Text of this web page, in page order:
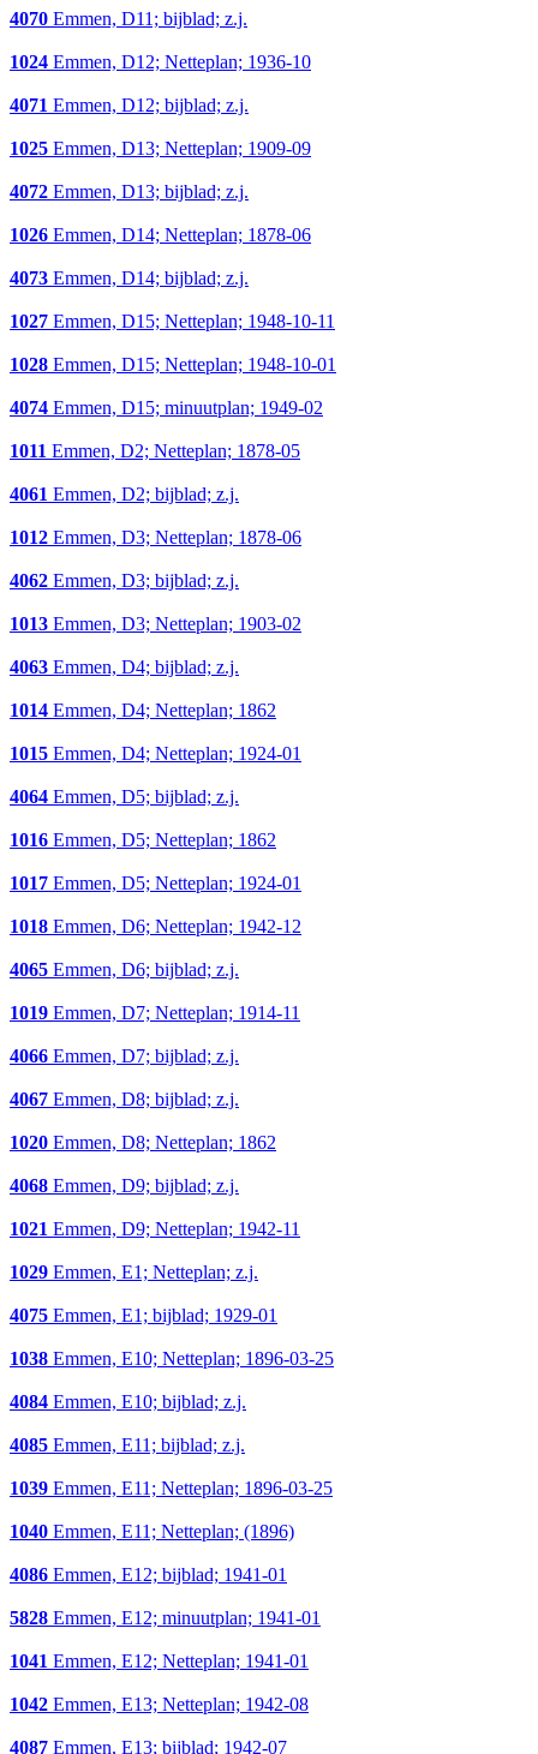
4070 Emmen, D11; bijblad; z.j.
1024 Emmen, D12; Netteplan; 1936-10
4071 Emmen, D12; bijblad; z.j.
1025 Emmen, D13; Netteplan; 1909-09
4072 Emmen, D13; bijblad; z.j.
1026 Emmen, D14; Netteplan; 1878-06
4073 Emmen, D14; bijblad; z.j.
1027 Emmen, D15; Netteplan; 1948-10-11
1028 Emmen, D15; Netteplan; 1948-10-01
4074 Emmen, D15; minuutplan; 1949-02
1011 Emmen, D2; Netteplan; 1878-05
4061 Emmen, D2; bijblad; z.j.
1012 Emmen, D3; Netteplan; 1878-06
4062 Emmen, D3; bijblad; z.j.
1013 Emmen, D3; Netteplan; 1903-02
4063 Emmen, D4; bijblad; z.j.
1014 Emmen, D4; Netteplan; 1862
1015 Emmen, D4; Netteplan; 1924-01
4064 Emmen, D5; bijblad; z.j.
1016 Emmen, D5; Netteplan; 1862
1017 Emmen, D5; Netteplan; 1924-01
1018 Emmen, D6; Netteplan; 1942-12
4065 Emmen, D6; bijblad; z.j.
1019 Emmen, D7; Netteplan; 1914-11
4066 Emmen, D7; bijblad; z.j.
4067 Emmen, D8; bijblad; z.j.
1020 Emmen, D8; Netteplan; 1862
4068 Emmen, D9; bijblad; z.j.
1021 Emmen, D9; Netteplan; 1942-11
1029 Emmen, E1; Netteplan; z.j.
4075 Emmen, E1; bijblad; 1929-01
1038 Emmen, E10; Netteplan; 1896-03-25
4084 Emmen, E10; bijblad; z.j.
4085 Emmen, E11; bijblad; z.j.
1039 Emmen, E11; Netteplan; 1896-03-25
1040 Emmen, E11; Netteplan; (1896)
4086 Emmen, E12; bijblad; 1941-01
5828 Emmen, E12; minuutplan; 1941-01
1041 Emmen, E12; Netteplan; 1941-01
1042 Emmen, E13; Netteplan; 1942-08
4087 Emmen, E13; bijblad; 1942-07